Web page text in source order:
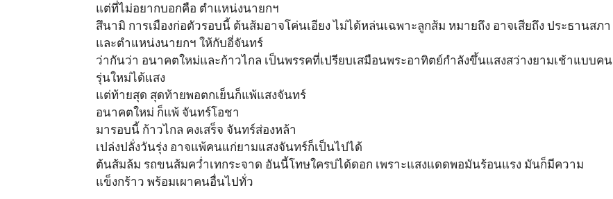
แต่ที่ไม่อยากบอกคือ ตำแหน่งนายกฯ
สึนามิ การเมืองก่อตัวรอบนี้ ต้นส้มอาจโค่นเอียง ไม่ได้หล่นเฉพาะลูกส้ม หมายถึง อาจเสียถึง ประธานสภา
และตำแหน่งนายกฯ ให้กับอี่จันทร์
ว่ากันว่า อนาคตใหม่และก้าวไกล เป็นพรรคที่เปรียบเสมือนพระอาทิตย์กำลังขึ้นแสงสว่างยามเช้าแบบคน
รุ่นใหม่ได้แสง
แต่ท้ายสุด สุดท้ายพอตกเย็นก็แพ้แสงจันทร์
อนาคตใหม่ ก็แพ้ จันทร์โอชา
มารอบนี้ ก้าวไกล คงเสร็จ จันทร์ส่องหล้า
เปล่งปลั่งวันรุ่ง อาจแพ้คนแก่ยามแสงจันทร์ก็เป็นไปได้
ต้นส้มล้ม รถขนส้มคว่ำเทกระจาด อันนี้โทษใครบ่ได้ดอก เพราะแสงแดดพอมันร้อนแรง มันก็มีความ
แข็งกร้าว พร้อมเผาคนอื่นไปทั่ว